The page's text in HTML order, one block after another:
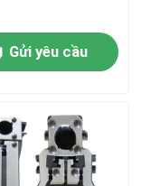
Gửi yêu cầu